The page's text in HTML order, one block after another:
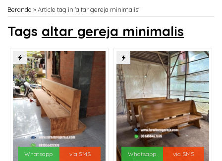
Beranda »Article tag in 'altar gereja minimalis'
Tags altar gereja minimalis
Whatsapp via SMS Whatsapp via SMS